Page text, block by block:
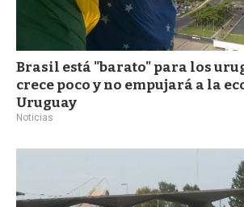
Brasil está "barato" para los
crece poco y no empujará a la
Uruguay
Noticias